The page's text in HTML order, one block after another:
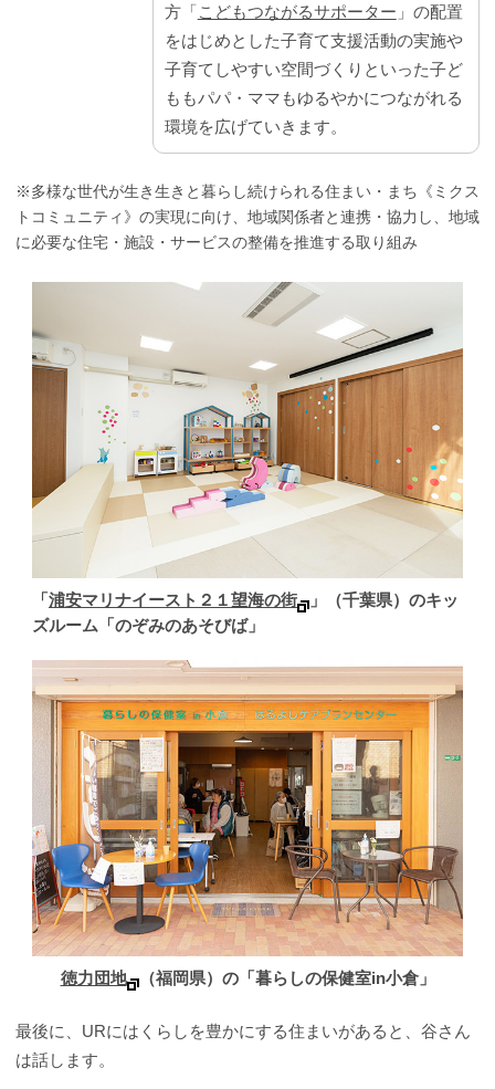
方「こどもつながるサポーター 」の配置
をはじめとした子育て支援活動の実施や
子育てしやすい空間づくりといった子ど
ももパパ・ママもゆるやかにつながれる
環境を広げていきます。
※多様な世代が生き生きと暮らし続けられる住まい・まち《ミクス
トコミュニティ》の実現に向け、地域関係者と連携・協力し、地域
に必要な住宅・施設・サービスの整備を推進する取り組み
「浦安マリナイースト２１望海の街
」（千葉県）のキッ
ズルーム「のぞみのあそびば」
徳力団地 （福岡県）の「暮らしの保健室in小倉」
最後に、URにはくらしを豊かにする住まいがあると、谷さん
は話します。